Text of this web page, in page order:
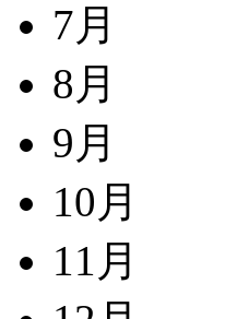
7月
8月
9月
10月
11月